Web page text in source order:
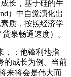
长，基于硅的生
）中自觉演化出
质，按照经济学
泉畅通速度）。
：他锋利地指
的成长为例。当前
来将会是伟大而